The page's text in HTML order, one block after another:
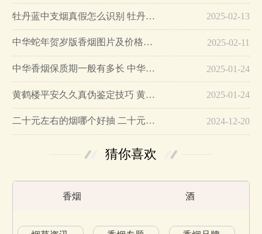
牡丹蓝中支烟真假怎么识别 牡丹蓝中支烟真假鉴别带图… 2025-02-13
中华蛇年贺岁版香烟图片及价格大全… 2025-02-11
中华香烟保质期一般有多长 中华香烟保质期在哪里看的… 2025-01-24
黄鹤楼平安久久真伪鉴定技巧 黄鹤楼平安久久二维码在哪里… 2025-01-24
二十元左右的烟哪个好抽 二十元左右的香烟排行榜最新款… 2024-12-20
猜你喜欢
香烟 酒